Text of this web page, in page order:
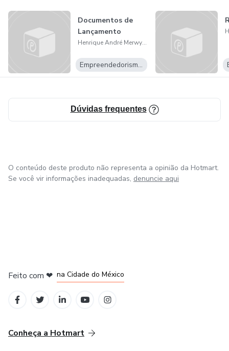
Documentos de
Lançamento
Henrique André Merwyn Cattonar
Empreendedorismo Digital
Dúvidas frequentes
O conteúdo deste produto não representa a opinião da Hotmart.
Se você vir informações inadequadas, denuncie aqui
Feito com ❤ na Cidade do México
Conheça a Hotmart